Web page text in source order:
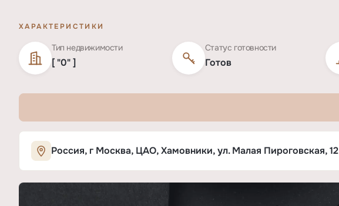
ХАРАКТЕРИСТИКИ
Тип недвижимости
[ "0" ]
Статус готовности
Готов
Характеристики ЖК «Пироговская 14»
Россия, г Москва, ЦАО, Хамовники, ул. Малая Пироговская, 12